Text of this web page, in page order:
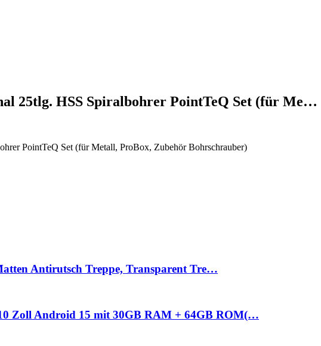
25tlg. HSS Spiralbohrer PointTeQ Set (für Me…
PointTeQ Set (für Metall, ProBox, Zubehör Bohrschrauber)
Antirutsch Treppe, Transparent Tre…
Zoll Android 15 mit 30GB RAM + 64GB ROM(…